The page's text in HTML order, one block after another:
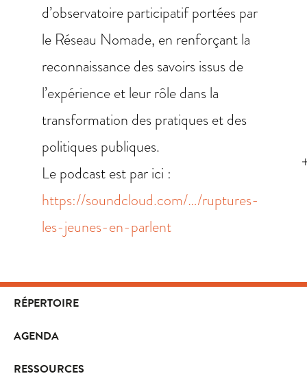
d’observatoire participatif portées par
le Réseau Nomade, en renforçant la
reconnaissance des savoirs issus de
l’expérience et leur rôle dans la
transformation des pratiques et des
politiques publiques.
Le podcast est par ici :
https://soundcloud.com/…/ruptures-
les-jeunes-en-parlent
RÉPERTOIRE
AGENDA
RESSOURCES